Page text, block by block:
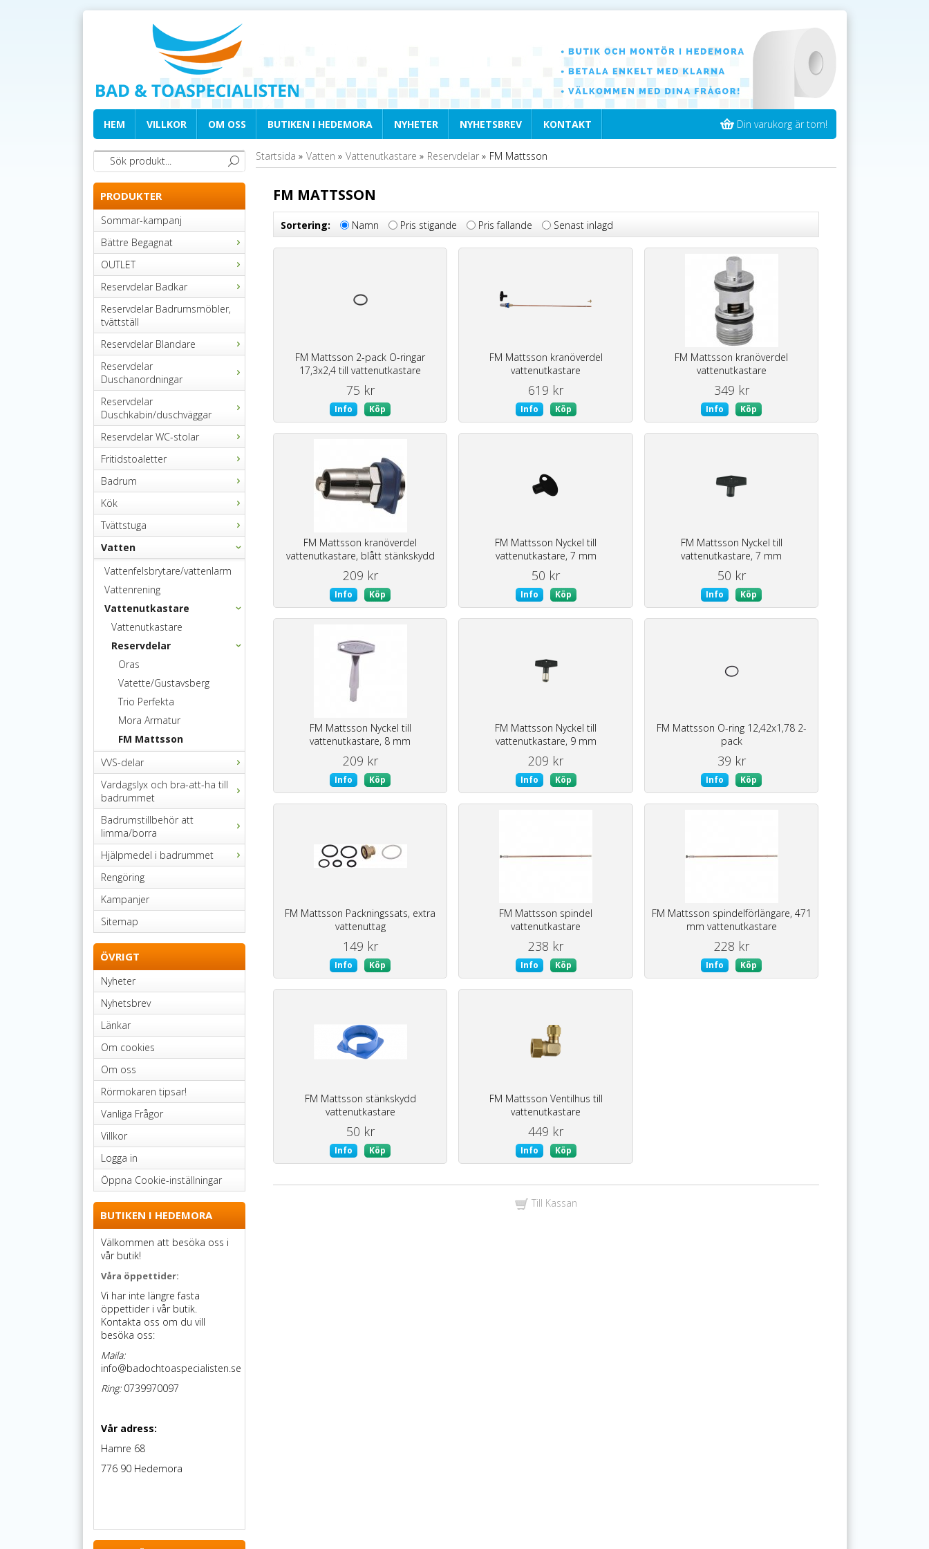
HEM VILLKOR OM OSS BUTIKEN I HEDEMORA NYHETER NYHETSBREV KONTAKT Din varukorg är tom!
PRODUKTER
Sommar-kampanj
Bättre Begagnat
OUTLET
Reservdelar Badkar
Reservdelar Badrumsmöbler,
tvättställ
Reservdelar Blandare
Reservdelar
Duschanordningar
Reservdelar
Duschkabin/duschväggar
Reservdelar WC-stolar
Fritidstoaletter
Badrum
Kök
Tvättstuga
Vatten
Vattenfelsbrytare/vattenlarm
Vattenrening
Vattenutkastare
Vattenutkastare
Reservdelar
Oras
Vatette/Gustavsberg
Trio Perfekta
Mora Armatur
FM Mattsson
VVS-delar
Vardagslyx och bra-att-ha till
badrummet
Badrumstillbehör att
limma/borra
Hjälpmedel i badrummet
Rengöring
Kampanjer
Sitemap
ÖVRIGT
Nyheter
Nyhetsbrev
Länkar
Om cookies
Om oss
Rörmokaren tipsar!
Vanliga Frågor
Villkor
Logga in
Öppna Cookie-inställningar
BUTIKEN I HEDEMORA
Välkommen att besöka oss i
vår butik!
Våra öppettider:
Vi har inte längre fasta
öppettider i vår butik.
Kontakta oss om du vill
besöka oss:
Maila:
info@badochtoaspecialisten.se
Ring:0739970097
Vår adress:
Hamre 68
776 90 Hedemora
Startsida » Vatten » Vattenutkastare » Reservdelar» FM Mattsson
FM MATTSSON
Sortering: Namn Pris stigande Pris fallande Senast inlagd
FM Mattsson 2-pack O-ringar
17,3x2,4 till vattenutkastare
75 kr
Info Köp
FM Mattsson kranöverdel
vattenutkastare
619 kr
Info Köp
FM Mattsson kranöverdel
vattenutkastare
349 kr
Info Köp
FM Mattsson kranöverdel
vattenutkastare, blått stänkskydd
209 kr
Info Köp
FM Mattsson Nyckel till
vattenutkastare, 7 mm
50 kr
Info Köp
FM Mattsson Nyckel till
vattenutkastare, 7 mm
50 kr
Info Köp
FM Mattsson Nyckel till
vattenutkastare, 8 mm
209 kr
Info Köp
FM Mattsson Nyckel till
vattenutkastare, 9 mm
209 kr
Info Köp
FM Mattsson O-ring 12,42x1,78 2-
pack
39 kr
Info Köp
FM Mattsson Packningssats, extra
vattenuttag
149 kr
Info Köp
FM Mattsson spindel
vattenutkastare
238 kr
Info Köp
FM Mattsson spindelförlängare, 471
mm vattenutkastare
228 kr
Info Köp
FM Mattsson stänkskydd
vattenutkastare
50 kr
Info Köp
FM Mattsson Ventilhus till
vattenutkastare
449 kr
Info Köp
Till Kassan